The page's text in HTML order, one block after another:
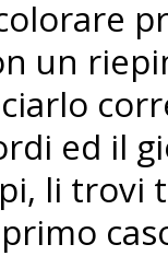
un
ed il
li